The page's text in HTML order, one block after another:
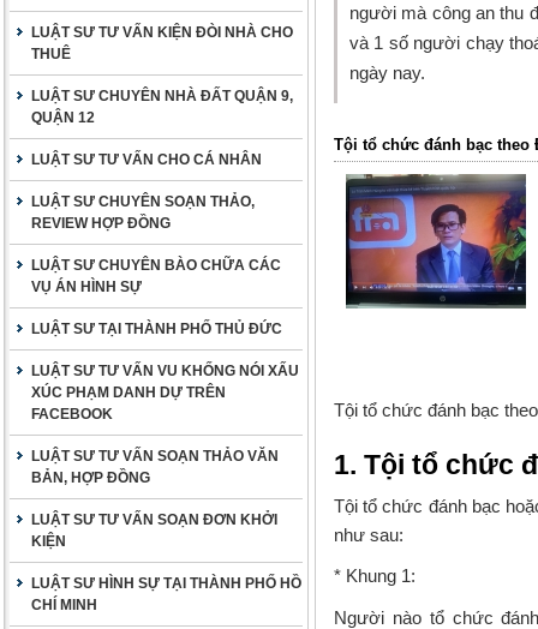
LUẬT SƯ TƯ VẤN KIỆN ĐÒI NHÀ CHO
THUÊ
LUẬT SƯ CHUYÊN NHÀ ĐẤT QUẬN 9,
QUẬN 12
LUẬT SƯ TƯ VẤN CHO CÁ NHÂN
LUẬT SƯ CHUYÊN SOẠN THẢO,
REVIEW HỢP ĐỒNG
LUẬT SƯ CHUYÊN BÀO CHỮA CÁC
VỤ ÁN HÌNH SỰ
LUẬT SƯ TẠI THÀNH PHỐ THỦ ĐỨC
LUẬT SƯ TƯ VẤN VU KHỐNG NÓI XẤU
XÚC PHẠM DANH DỰ TRÊN
FACEBOOK
LUẬT SƯ TƯ VẤN SOẠN THẢO VĂN
BẢN, HỢP ĐỒNG
LUẬT SƯ TƯ VẤN SOẠN ĐƠN KHỞI
KIỆN
LUẬT SƯ HÌNH SỰ TẠI THÀNH PHỐ HỒ
CHÍ MINH
người mà công an thu
và 1 số người chạy
ngày nay.
Tội tổ chức đánh bạc theo
Tội tổ chức đánh bạc
1. Tội tổ chức
Tội tổ chức đánh bạc
như sau:
* Khung 1:
Người nào tổ chức